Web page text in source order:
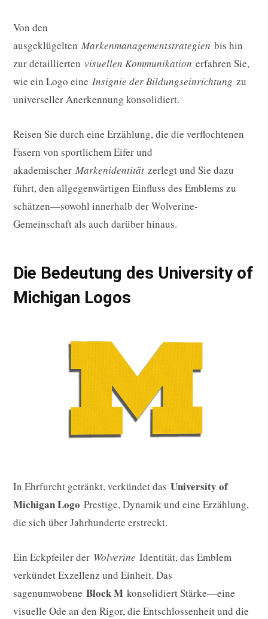
Von den
ausgeklügelten Markenmanagementstrategien bis hin
zur detaillierten visuellen Kommunikation erfahren Sie,
wie ein Logo eine Insignie der Bildungseinrichtung zu
universeller Anerkennung konsolidiert.
Reisen Sie durch eine Erzählung, die die verflochtenen
Fasern von sportlichem Eifer und
akademischer Markenidentität zerlegt und Sie dazu
führt, den allgegenwärtigen Einfluss des Emblems zu
schätzen—sowohl innerhalb der Wolverine-
Gemeinschaft als auch darüber hinaus.
Die Bedeutung des University of
Michigan Logos
In Ehrfurcht getränkt, verkündet das University of
Michigan Logo Prestige, Dynamik und eine Erzählung,
die sich über Jahrhunderte erstreckt.
Ein Eckpfeiler der Wolverine Identität, das Emblem
verkündet Exzellenz und Einheit. Das
sagenumwobene Block M konsolidiert Stärke—eine
visuelle Ode an den Rigor, die Entschlossenheit und die